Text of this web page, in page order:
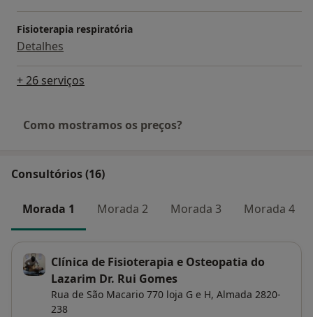
Fisioterapia respiratória
Detalhes
+ 26 serviços
Como mostramos os preços?
Consultórios (16)
Morada 1 Morada 2 Morada 3 Morada 4
Clínica de Fisioterapia e Osteopatia do
Lazarim Dr. Rui Gomes
Rua de São Macario 770 loja G e H, Almada 2820-
238